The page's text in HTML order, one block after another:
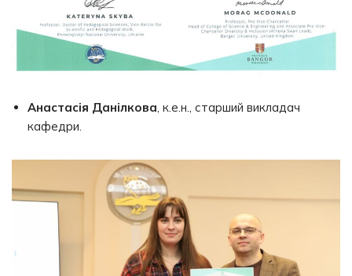
Анастасія Данілкова, к.е.н., старший викладач
кафедри.